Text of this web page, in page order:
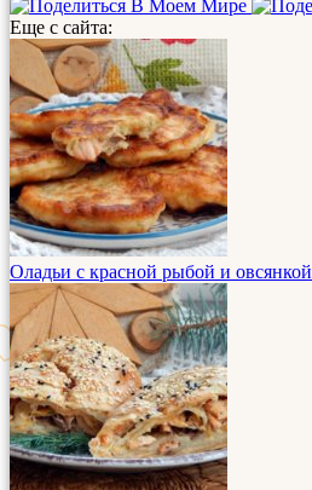
Еще с сайта:
Оладьи с красной рыбой и овсянкой